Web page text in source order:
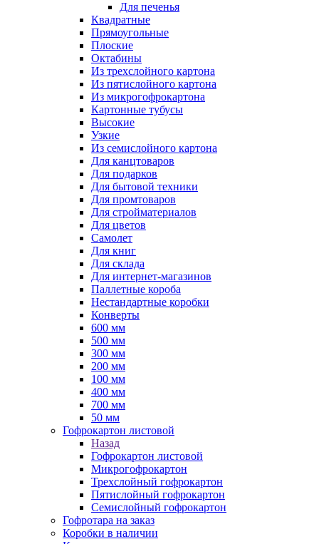
Для печенья
Квадратные
Прямоугольные
Плоские
Октабины
Из трехслойного картона
Из пятислойного картона
Из микрогофрокартона
Картонные тубусы
Высокие
Узкие
Из семислойного картона
Для канцтоваров
Для подарков
Для бытовой техники
Для промтоваров
Для стройматериалов
Для цветов
Самолет
Для книг
Для склада
Для интернет-магазинов
Паллетные короба
Нестандартные коробки
Конверты
600 мм
500 мм
300 мм
200 мм
100 мм
400 мм
700 мм
50 мм
Гофрокартон листовой
Назад
Гофрокартон листовой
Микрогофрокартон
Трехслойный гофрокартон
Пятислойный гофрокартон
Семислойный гофрокартон
Гофротара на заказ
Коробки в наличии